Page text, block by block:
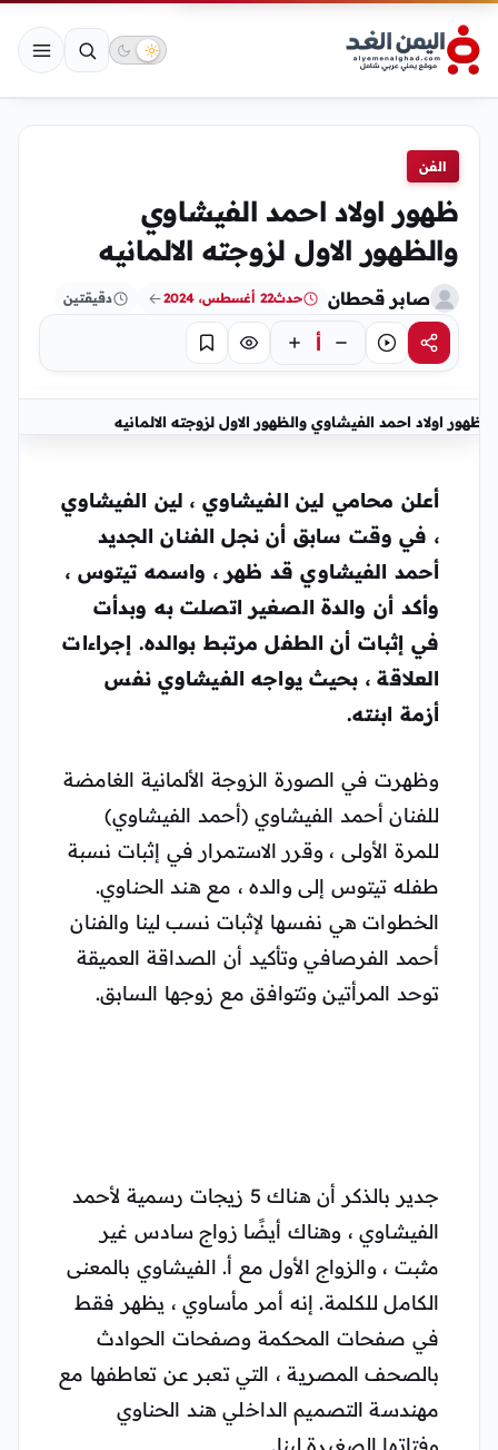
الفن
ظهور اولاد احمد الفيشاوي
والظهور الاول لزوجته الالمانيه
صابر قحطان حدث22 أغسطس، 2024 دقيقتين
مشاركةاستماع أ تركيز حفظ
ظهور اولاد احمد الفيشاوي والظهور الاول لزوجته الالمانيه
أعلن محامي لين الفيشاوي ، لين الفيشاوي
، في وقت سابق أن نجل الفنان الجديد
أحمد الفيشاوي قد ظهر ، واسمه تيتوس ،
وأكد أن والدة الصغير اتصلت به وبدأت
في إثبات أن الطفل مرتبط بوالده. إجراءات
العلاقة ، بحيث يواجه الفيشاوي نفس
أزمة ابنته.
وظهرت في الصورة الزوجة الألمانية الغامضة
للفنان أحمد الفيشاوي (أحمد الفيشاوي)
للمرة الأولى ، وقرر الاستمرار في إثبات نسبة
طفله تيتوس إلى والده ، مع هند الحناوي.
الخطوات هي نفسها لإثبات نسب لينا والفنان
أحمد الفرصافي وتأكيد أن الصداقة العميقة
توحد المرأتين وتتوافق مع زوجها السابق.
جدير بالذكر أن هناك 5 زيجات رسمية لأحمد
الفيشاوي ، وهناك أيضًا زواج سادس غير
مثبت ، والزواج الأول مع أ. الفيشاوي بالمعنى
الكامل للكلمة. إنه أمر مأساوي ، يظهر فقط
في صفحات المحكمة وصفحات الحوادث
بالصحف المصرية ، التي تعبر عن تعاطفها مع
مهندسة التصميم الداخلي هند الحناوي
وفتاتها الصغيرة لينا.